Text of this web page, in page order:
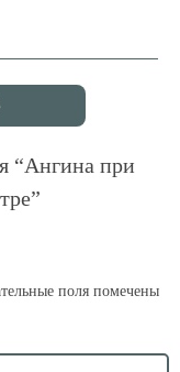
“Ангина при
”
поля помечены